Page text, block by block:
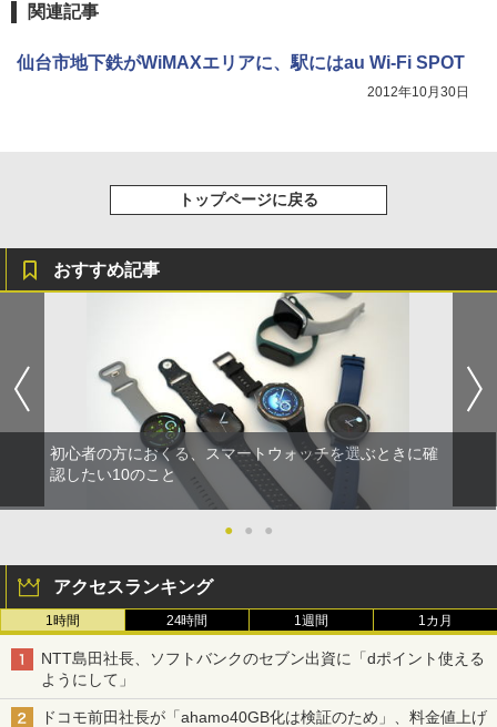
関連記事
仙台市地下鉄がWiMAXエリアに、駅にはau Wi-Fi SPOT
2012年10月30日
トップページに戻る
おすすめ記事
初心者の方におくる、スマートウォッチを選ぶときに確
認したい10のこと
● ● ●
アクセスランキング
1時間 24時間 1週間 1カ月
NTT島田社長、ソフトバンクのセブン出資に「dポイント使える
ようにして」
ドコモ前田社長が「ahamo40GB化は検証のため」、料金値上げ